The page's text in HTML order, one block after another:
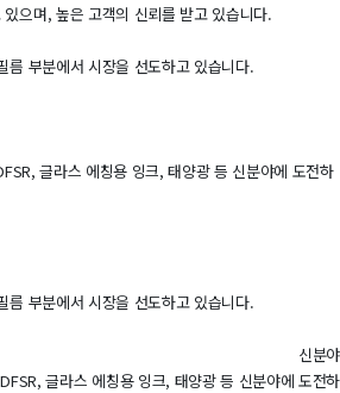
으며, 높은 고객의 신뢰를 받고 있습니다.
름 부분에서 시장을 선도하고 있습니다.
글라스 에칭용 잉크, 태양광 등 신분야에 도전하
름 부분에서 시장을 선도하고 있습니다.
신분야
글라스 에칭용 잉크, 태양광 등 신분야에 도전하